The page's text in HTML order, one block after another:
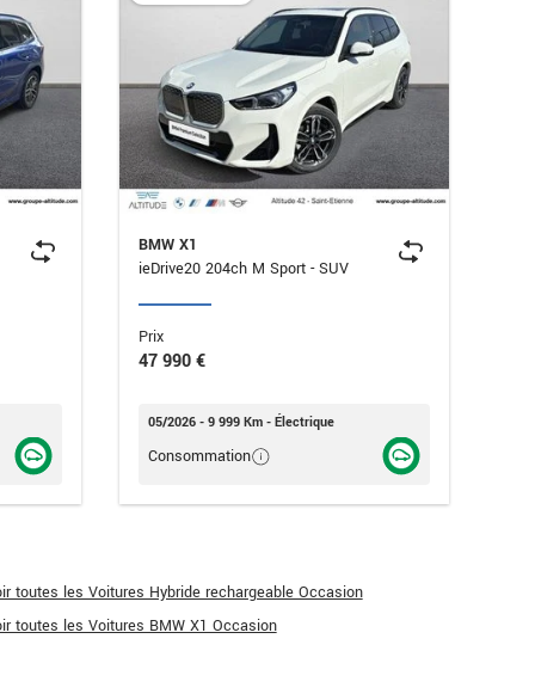
BMW X1
ieDrive20 204ch M Sport - SUV
Prix
47 990 €
05/2026 - 9 999 Km - Électrique
Consommation
toutes les Voitures Hybride rechargeable Occasion
toutes les Voitures BMW X1 Occasion